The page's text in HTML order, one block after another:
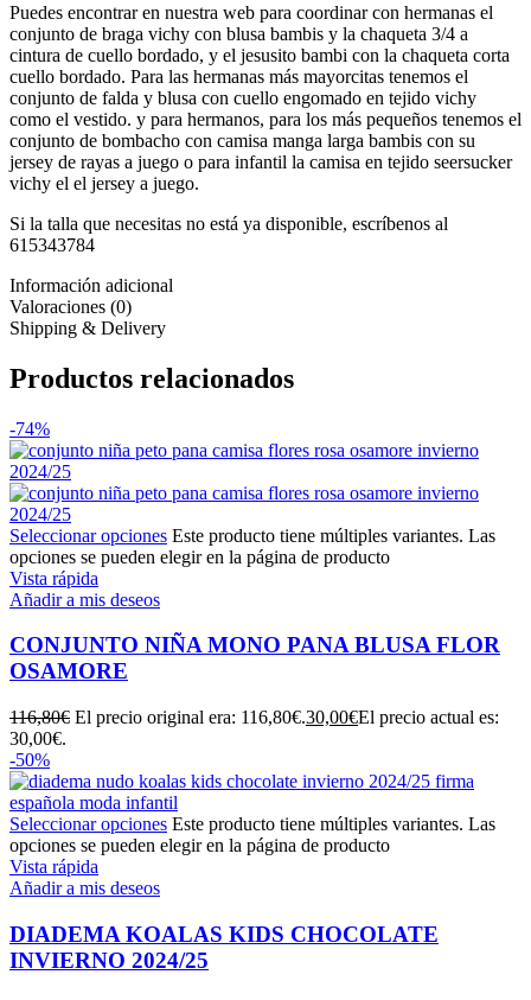
Puedes encontrar en nuestra web para coordinar con hermanas el
conjunto de braga vichy con blusa bambis y la chaqueta 3/4 a
cintura de cuello bordado, y el jesusito bambi con la chaqueta corta
cuello bordado. Para las hermanas más mayorcitas tenemos el
conjunto de falda y blusa con cuello engomado en tejido vichy
como el vestido. y para hermanos, para los más pequeños tenemos el
conjunto de bombacho con camisa manga larga bambis con su
jersey de rayas a juego o para infantil la camisa en tejido seersucker
vichy el el jersey a juego.
Si la talla que necesitas no está ya disponible, escríbenos al
615343784
Información adicional
Valoraciones (0)
Shipping & Delivery
Productos relacionados
-74%
Seleccionar opciones Este producto tiene múltiples variantes. Las
opciones se pueden elegir en la página de producto
Vista rápida
Añadir a mis deseos
CONJUNTO NIÑA MONO PANA BLUSA FLOR
OSAMORE
116,80€ El precio original era: 116,80€.30,00€El precio actual es:
30,00€.
-50%
Seleccionar opciones Este producto tiene múltiples variantes. Las
opciones se pueden elegir en la página de producto
Vista rápida
Añadir a mis deseos
DIADEMA KOALAS KIDS CHOCOLATE
INVIERNO 2024/25